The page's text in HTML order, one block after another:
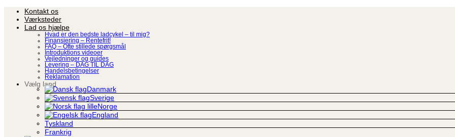
Fortsæt
indhold
Kontakt os
Værksteder
Lad os hjælpe
Hvad er den bedste ladcykel – til mig?
Finansiering – Rentefrit!
FAQ – Ofte stillede spørgsmål
Introduktions videoer
Vejledninger og guides
Levering – DAG TIL DAG
Handelsbetingelser
Reklamation
Vælg land
Danmark
Sverige
Norge
England
Tyskland
Frankrig